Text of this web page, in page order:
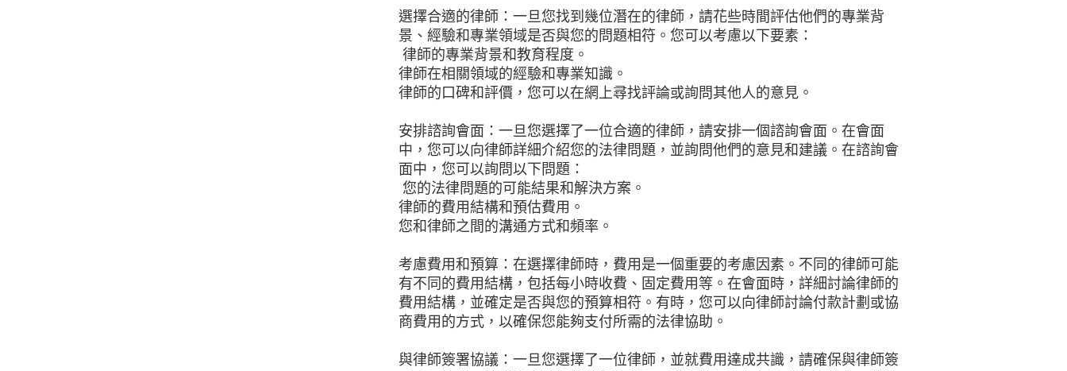
選擇合適的律師：一旦您找到幾位潛在的律師，請花些時間評估他們的專業背
景、經驗和專業領域是否與您的問題相符。您可以考慮以下要素：
律師的專業背景和教育程度。
律師在相關領域的經驗和專業知識。
律師的口碑和評價，您可以在網上尋找評論或詢問其他人的意見。
安排諮詢會面：一旦您選擇了一位合適的律師，請安排一個諮詢會面。在會面
中，您可以向律師詳細介紹您的法律問題，並詢問他們的意見和建議。在諮詢會
面中，您可以詢問以下問題：
您的法律問題的可能結果和解決方案。
律師的費用結構和預估費用。
您和律師之間的溝通方式和頻率。
考慮費用和預算：在選擇律師時，費用是一個重要的考慮因素。不同的律師可能
有不同的費用結構，包括每小時收費、固定費用等。在會面時，詳細討論律師的
費用結構，並確定是否與您的預算相符。有時，您可以向律師討論付款計劃或協
商費用的方式，以確保您能夠支付所需的法律協助。
與律師簽署協議：一旦您選擇了一位律師，並就費用達成共識，請確保與律師簽